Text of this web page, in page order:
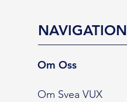
NAVIGATION
Om Oss
Om Svea VUX